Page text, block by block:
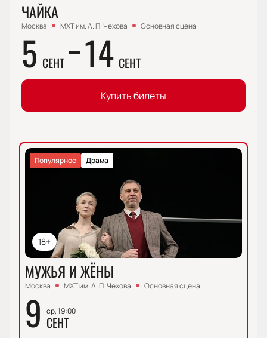
ЧАЙКА
Москва МХТ им. А. П. Чехова Основная сцена
5 СЕНТ 14 СЕНТ
Купить билеты
18+
Драма
Популярное
МУЖЬЯ И ЖЁНЫ
Москва МХТ им. А. П. Чехова Основная сцена
9 ср, 19:00
СЕНТ